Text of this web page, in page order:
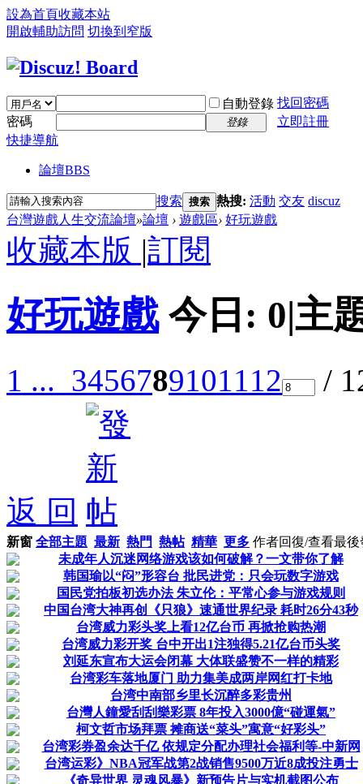
設為首頁收藏本站
開啟輔助訪問 切換到窄版
自動登錄 找回密碼
密碼
登錄
立即註冊
快捷導航
論壇BBS
搜索 搜索 熱搜: 活動 交友 discuz
台灣遊戲人生交流論壇»論壇 › 遊戲區› 好玩遊戲
收藏本版 |訂閱
好玩遊戲 今日: 0|主
1 ... 3456789101112 /
返 回
新窗 全部主題 最新 熱門 熱帖 精華 更多 作者回復/查看最後
未成年人沉迷网络游戏该如何破解？一文带你了解
韩国瑜以“闷”形容台 批民进党：只会玩数字游戏
国民党拍板初选办法 朱立伦：平常心参与游戏规则
中国台湾大神再创《只狼》速通世界纪录 耗时26分43秒
台湾威力彩头奖上看12亿台币 再掀抢购热潮
台湾威力彩开奖 台中开出1注独得5.21亿台币头奖
刘延东宣布大运会闭幕 大体联盛赞不一样的精彩
台湾彩车落地厦门 助力集美成两岸网红打卡地
台湾中南部乡里长沉醉多彩贵州
台灣人鐘愛刮刮樂彩票 8年投入3000億“碰運氣”
柯文哲市场拜票 摊商送“菜头”寓意“好彩头”
台湾彩券盈余达千亿 依规定分配办理社会福利等-中新网
台湾运彩》NBA冠军战第2战销售9500万近8成投注勇士
《奇异世界 灵魂风暴》新预告片与实机截图公布